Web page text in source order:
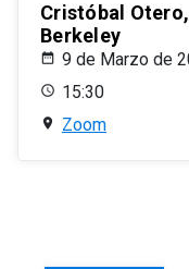
Cristóbal
Berkeley
9 de Marzo de
15:30
Zoom